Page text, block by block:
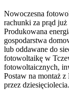
Nowoczesna
rachunki za prąd już
Produkowana
gospodarstwa
lub oddawane do
fotowoltaikę w
fotowoltaicznych,
Postaw na montaż
przez dziesięciolecia.